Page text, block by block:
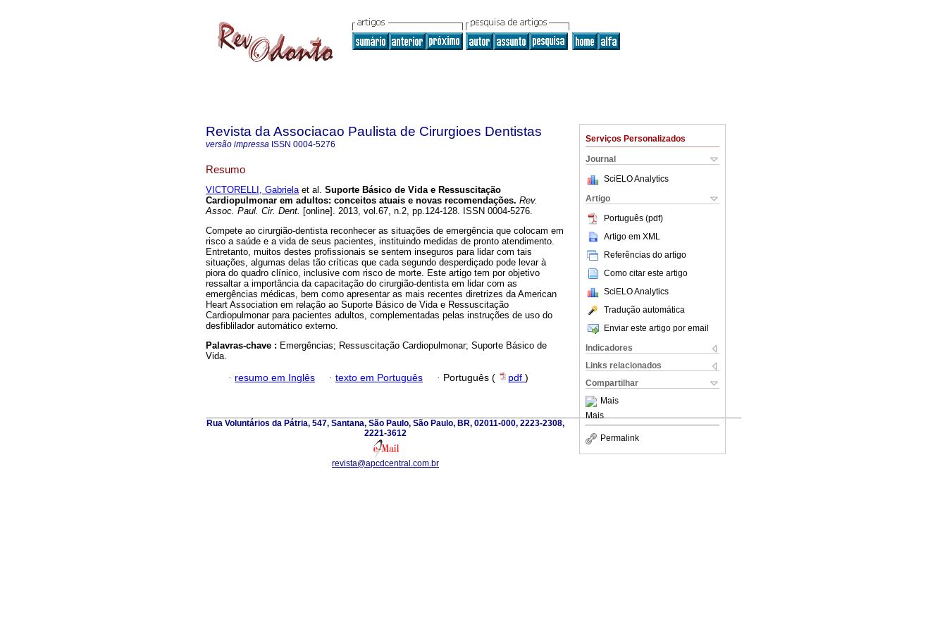
Serviços Personalizados
Journal
SciELO Analytics
Artigo
Português (pdf)
Artigo em XML
Referências do artigo
Como citar este artigo
SciELO Analytics
Tradução automática
Enviar este artigo por email
Indicadores
Links relacionados
Compartilhar
Mais
Mais
Permalink
Revista da Associacao Paulista de Cirurgioes Dentistas
versão impressa ISSN 0004-5276
Resumo
VICTORELLI, Gabrielaet al. Suporte Básico de Vida e Ressuscitação
Cardiopulmonar em adultos: conceitos atuais e novas recomendações. Rev.
Assoc. Paul. Cir. Dent. [online]. 2013, vol.67, n.2, pp.124-128. ISSN 0004-5276.
Compete ao cirurgião-dentista reconhecer as situações de emergência que colocam em
risco a saúde e a vida de seus pacientes, instituindo medidas de pronto atendimento.
Entretanto, muitos destes profissionais se sentem inseguros para lidar com tais
situações, algumas delas tão críticas que cada segundo desperdiçado pode levar à
piora do quadro clínico, inclusive com risco de morte. Este artigo tem por objetivo
ressaltar a importância da capacitação do cirurgião-dentista em lidar com as
emergências médicas, bem como apresentar as mais recentes diretrizes da American
Heart Association em relação ao Suporte Básico de Vida e Ressuscitação
Cardiopulmonar para pacientes adultos, complementadas pelas instruções de uso do
desfiblilador automático externo.
Palavras-chave : Emergências; Ressuscitação Cardiopulmonar; Suporte Básico de
Vida.
· resumo em Inglês · texto em Português · Português ( pdf )
Rua Voluntários da Pátria, 547, Santana, São Paulo, São Paulo, BR, 02011-000, 2223-2308,
2221-3612
revista@apcdcentral.com.br